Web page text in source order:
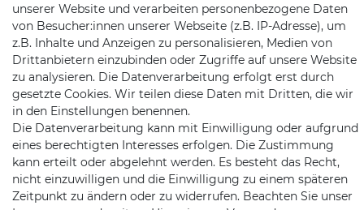
Telefon:09721 / 9453362
Mail:info@satshopping.de
Kopenhagenstr. 4
97424 Schweinfurt
unserer Website und verarbeiten personenbezogene Daten
von Besucher:innen unserer Webseite (z.B. IP-Adresse), um
z.B. Inhalte und Anzeigen zu personalisieren, Medien von
Drittanbietern einzubinden oder Zugriffe auf unsere Website
zu analysieren. Die Datenverarbeitung erfolgt erst durch
gesetzte Cookies. Wir teilen diese Daten mit Dritten, die wir
in den Einstellungen benennen.
Die Datenverarbeitung kann mit Einwilligung oder aufgrund
eines berechtigten Interesses erfolgen. Die Zustimmung
kann erteilt oder abgelehnt werden. Es besteht das Recht,
nicht einzuwilligen und die Einwilligung zu einem späteren
Zeitpunkt zu ändern oder zu widerrufen. Beachten Sie unser